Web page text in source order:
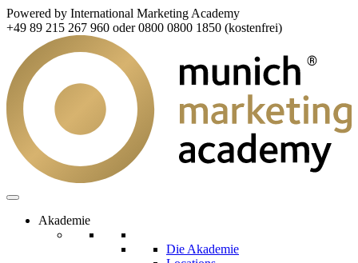
Powered by International Marketing Academy
+49 89 215 267 960 oder 0800 0800 1850 (kostenfrei)
Akademie
Die Akademie